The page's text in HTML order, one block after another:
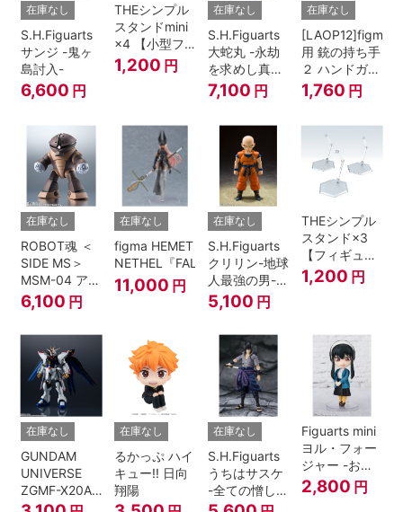
在庫なし
S.H.Figuarts
サンジ -鬼ヶ
島討入-
6,600 円
THEシンプル
スタンドmini
×4 【小型フ
ィギュア＆デ
ィフォルメフ
1,200 円
在庫なし
S.H.Figuarts
大蛇丸 -永劫
を求めし真理
の探究者-
『NARUTO-
7,100 円
在庫なし
[LAOP12]figma
用 銃の持ち手
２ ハンドガン
セット
1,760 円
在庫なし
ROBOT魂 ＜
SIDE MS＞
MSM-04 アッ
ガイ ver.
A.N.I.M.E.
6,100 円
在庫なし
figma HEMET
NETHEL『FALSLANDER』
11,000 円
在庫なし
S.H.Figuarts
クリリン-地球
人最強の男-
『ドラゴンボ
ールＺ』
5,100 円
THEシンプル
スタンド×3
【フィギュア
＆模型用】
〈HEX〉タイ
1,200 円
在庫なし
GUNDAM
UNIVERSE
ZGMF-X20A
STRIKE
在庫なし
るかっぷ ハイ
キュー!! 日向
翔陽
在庫なし
S.H.Figuarts
うちはサスケ
-全ての憎しみ
を背負う者-
Figuarts mini
ヨル・フォー
ジャー -おで
けけこーで-
『SPY×FAMILY』
2,800 円